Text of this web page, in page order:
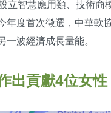
立智慧應用類、技術
度首次徵選，中華軟
波經濟成長量能。
出貢獻4位女性